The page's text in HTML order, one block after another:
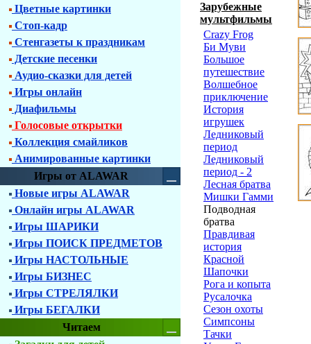
Цветные картинки
Стоп-кадр
Стенгазеты к праздникам
Детские песенки
Аудио-сказки для детей
Игры онлайн
Диафильмы
Голосовые открытки
Коллекция смайликов
Анимированные картинки
Игры от ALAWAR
Новые игры ALAWAR
Онлайн игры ALAWAR
Игры ШАРИКИ
Игры ПОИСК ПРЕДМЕТОВ
Игры НАСТОЛЬНЫЕ
Игры БИЗНЕС
Игры СТРЕЛЯЛКИ
Игры БЕГАЛКИ
Читаем
Зарубежные
мультфильмы
Crazy Frog
Би Муви
Большое
путешествие
Волшебное
приключение
История
игрушек
Ледниковый
период
Ледниковый
период - 2
Лесная братва
Мишки Гамми
Подводная
братва
Правдивая
история
Красной
Шапочки
Рога и копыта
Русалочка
Сезон охоты
Симпсоны
Тачки